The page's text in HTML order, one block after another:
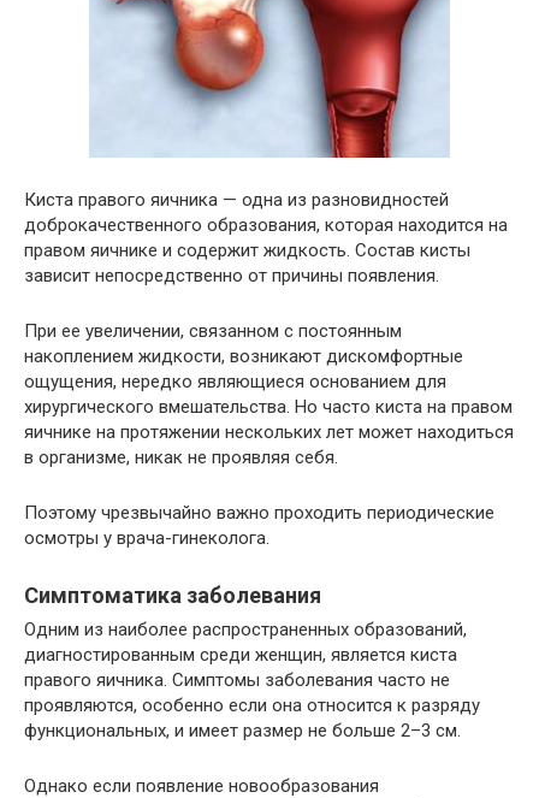
Киста правого яичника — одна из разновидностей
доброкачественного образования, которая находится на
правом яичнике и содержит жидкость. Состав кисты
зависит непосредственно от причины появления.
При ее увеличении, связанном с постоянным
накоплением жидкости, возникают дискомфортные
ощущения, нередко являющиеся основанием для
хирургического вмешательства. Но часто киста на правом
яичнике на протяжении нескольких лет может находиться
в организме, никак не проявляя себя.
Поэтому чрезвычайно важно проходить периодические
осмотры у врача-гинеколога.
Симптоматика заболевания
Одним из наиболее распространенных образований,
диагностированным среди женщин, является киста
правого яичника. Симптомы заболевания часто не
проявляются, особенно если она относится к разряду
функциональных, и имеет размер не больше 2–3 см.
Однако если появление новообразования